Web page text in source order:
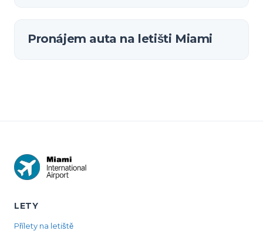
Pronájem auta na letišti Miami
LETY
Přílety na letiště